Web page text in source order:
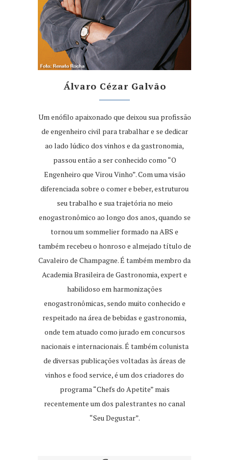
Álvaro Cézar Galvão
Um enófilo apaixonado que deixou sua profissão
de engenheiro civil para trabalhar e se dedicar
ao lado lúdico dos vinhos e da gastronomia,
passou então a ser conhecido como “O
Engenheiro que Virou Vinho”. Com uma visão
diferenciada sobre o comer e beber, estruturou
seu trabalho e sua trajetória no meio
enogastronômico ao longo dos anos, quando se
tornou um sommelier formado na ABS e
também recebeu o honroso e almejado título de
Cavaleiro de Champagne. É também membro da
Academia Brasileira de Gastronomia, expert e
habilidoso em harmonizações
enogastronômicas, sendo muito conhecido e
respeitado na área de bebidas e gastronomia,
onde tem atuado como jurado em concursos
nacionais e internacionais. É também colunista
de diversas publicações voltadas às áreas de
vinhos e food service, é um dos criadores do
programa “Chefs do Apetite” mais
recentemente um dos palestrantes no canal
“Seu Degustar”.